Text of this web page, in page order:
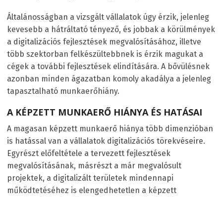
Általánosságban a vizsgált vállalatok úgy érzik, jelenleg
kevesebb a hátráltató tényező, és jobbak a körülmények
a digitalizációs fejlesztések megvalósításához, illetve
több szektorban felkészültebbnek is érzik magukat a
cégek a további fejlesztések elindítására. A bővülésnek
azonban minden ágazatban komoly akadálya a jelenleg
tapasztalható munkaerőhiány.
A KÉPZETT MUNKAERŐ HIÁNYA ÉS HATÁSAI
A magasan képzett munkaerő hiánya több dimenzióban
is hatással van a vállalatok digitalizációs törekvéseire.
Egyrészt előfeltétele a tervezett fejlesztések
megvalósításának, másrészt a már megvalósult
projektek, a digitalizált területek mindennapi
működtetéséhez is elengedhetetlen a képzett